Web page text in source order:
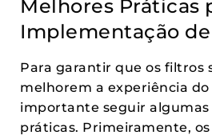
Melhores Práticas
Implementação
Para garantir que os filtros
melhorem a experiência do
importante seguir algumas
práticas. Primeiramente,